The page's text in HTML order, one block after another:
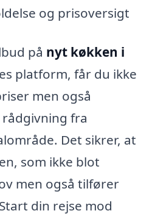
og prisoversigt
på nyt køkken i
platform, får du ikke
men også
fra
Det sikrer, at
som ikke blot
men også tilfører
din rejse mod